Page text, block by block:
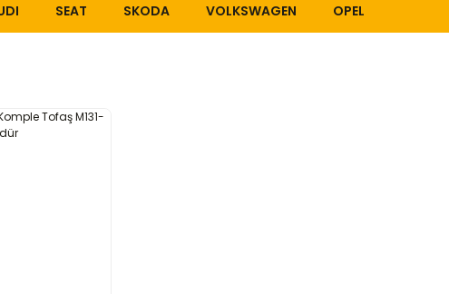
SEAT SKODA VOLKSWAGEN OPEL